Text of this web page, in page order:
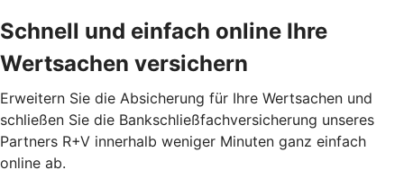
Schnell und einfach online Ihre
Wertsachen versichern
Erweitern Sie die Absicherung für Ihre Wertsachen und
schließen Sie die Bankschließfachversicherung unseres
Partners R+V innerhalb weniger Minuten ganz einfach
online ab.